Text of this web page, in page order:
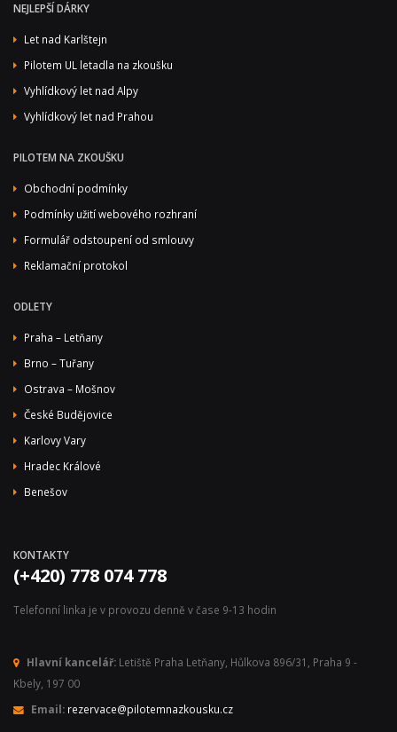
NEJLEPŠÍ DÁRKY
Let nad Karlštejn
Pilotem UL letadla na zkoušku
Vyhlídkový let nad Alpy
Vyhlídkový let nad Prahou
PILOTEM NA ZKOUŠKU
Obchodní podmínky
Podmínky užití webového rozhraní
Formulář odstoupení od smlouvy
Reklamační protokol
ODLETY
Praha – Letňany
Brno – Tuřany
Ostrava – Mošnov
České Budějovice
Karlovy Vary
Hradec Králové
Benešov
KONTAKTY
(+420) 778 074 778
Telefonní linka je v provozu denně v čase 9-13 hodin
Hlavní kancelář: Letiště Praha Letňany, Hůlkova 896/31, Praha 9 -
Kbely, 197 00
Email: rezervace@pilotemnazkousku.cz